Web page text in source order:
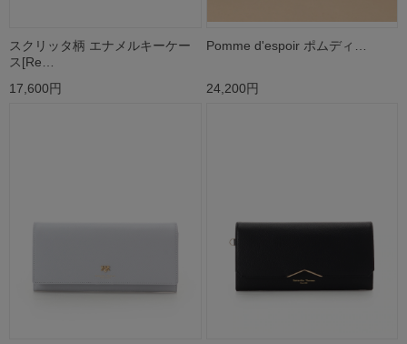
スクリッタ柄 エナメルキーケー
ス[Re…
17,600円
Pomme d'espoir ポムディ…
24,200円